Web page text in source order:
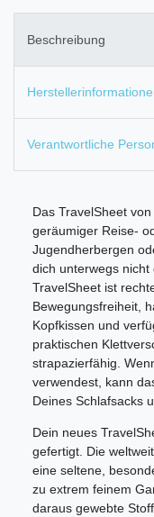
Beschreibung
Verantwortliche
Das TravelSheet
geräumiger Reise-
Jugendherbergen
dich unterwegs
TravelSheet ist
Bewegungsfreiheit,
Kopfkissen und
praktischen
strapazierfähig.
verwendest, kann
Deines Schlafsacks
Dein neues
gefertigt. Die
eine seltene,
zu extrem feinem
daraus gewebte